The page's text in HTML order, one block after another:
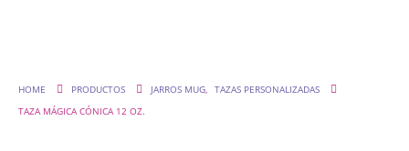
HOME PRODUCTOS JARROS MUG, TAZAS PERSONALIZADAS
TAZA MÁGICA CÓNICA 12 OZ.